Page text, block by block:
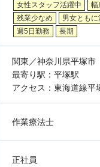
女性スタッフ活躍中
幅
残業少なめ
男女ともに
週5日勤務
長期
関東／神奈川県平塚市
最寄り駅：平塚駅
アクセス：東海道線平
作業療法士
正社員